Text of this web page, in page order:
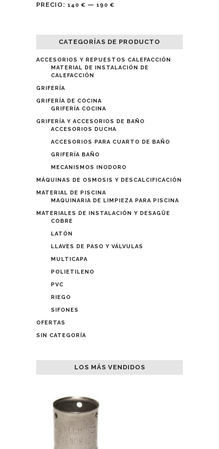
PRECIO: 140 € — 190 €
CATEGORÍAS DE PRODUCTO
ACCESORIOS Y REPUESTOS CALEFACCIÓN
MATERIAL DE INSTALACIÓN DE
CALEFACCIÓN
GRIFERÍA
GRIFERÍA DE COCINA
GRIFERÍA COCINA
GRIFERÍA Y ACCESORIOS DE BAÑO
ACCESORIOS DUCHA
ACCESORIOS PARA CUARTO DE BAÑO
GRIFERÍA BAÑO
MECANISMOS INODORO
MÁQUINAS DE OSMOSIS Y DESCALCIFICACIÓN
MATERIAL DE PISCINA
MAQUINARIA DE LIMPIEZA PARA PISCINA
MATERIALES DE INSTALACIÓN Y DESAGÜE
COBRE
LATÓN
LLAVES DE PASO Y VÁLVULAS
MULTICAPA
POLIETILENO
PVC
RIEGO
SIFONES
OFERTAS
SIN CATEGORÍA
LOS MÁS VENDIDOS